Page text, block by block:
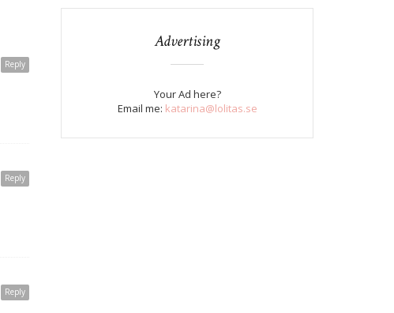
Reply
Reply
Reply
Advertising
Your Ad here?
Email me: katarina@lolitas.se